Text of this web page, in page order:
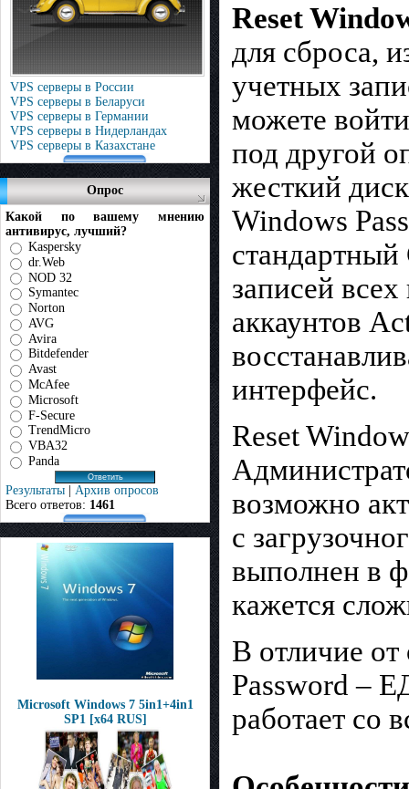
VPS серверы в России
VPS серверы в Беларуси
VPS серверы в Германии
VPS серверы в Нидерландах
VPS серверы в Казахстане
Опрос
Какой по вашему мнению
антивирус, лучший?
Kaspersky
dr.Web
NOD 32
Symantec
Norton
AVG
Avira
Bitdefender
Avast
McAfee
Microsoft
F-Secure
TrendMicro
VBA32
Panda
Результаты | Архив опросов
Всего ответов: 1461
Microsoft Windows 7 5in1+4in1
SP1 [x64 RUS]
Reset
для сброса,
учетных
можете
под другой
жесткий
Windows
записей
аккаунтов
интерфейс.
Reset
возможно
с
выполнен в
кажется
В отличие
Password –
работает со